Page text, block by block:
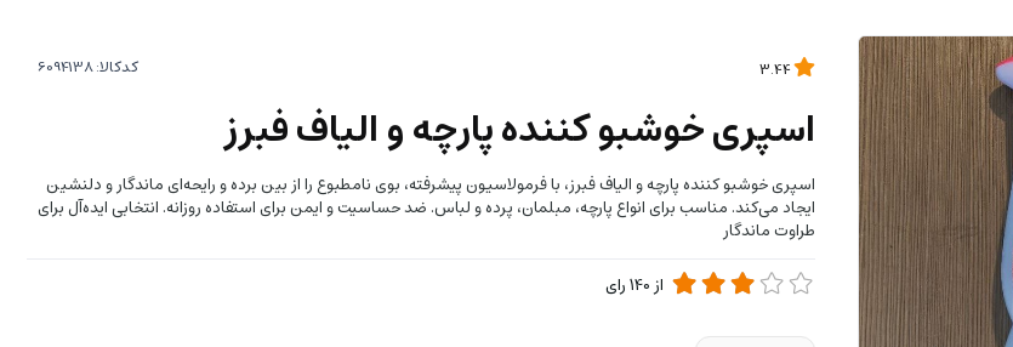
کدکالا:
اسپری خوشبو کننده پارچه و الیاف فبرز
اسپری خوشبو کننده پارچه و الیاف فبرز، با فرمولاسیون پیشرفته، بوی نامطبوع را از بین برده و رایحه‌ای ماندگار و دلنشین
ایجاد می‌کند. مناسب برای انواع پارچه، مبلمان، پرده و لباس. ضد حساسیت و ایمن برای استفاده روزانه. انتخابی ایده‌آل برای
طراوت ماندگار
از140رای